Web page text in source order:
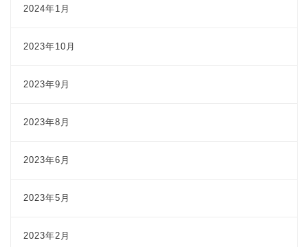
2024年1月
2023年10月
2023年9月
2023年8月
2023年6月
2023年5月
2023年2月